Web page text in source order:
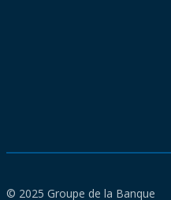
© 2025 Groupe de la Banque